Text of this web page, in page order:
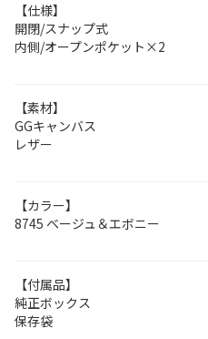
【仕様】
開閉/スナップ式
内側/オープンポケット×2
【素材】
GGキャンバス
レザー
【カラー】
8745 ベージュ＆エボニー
【付属品】
純正ボックス
保存袋